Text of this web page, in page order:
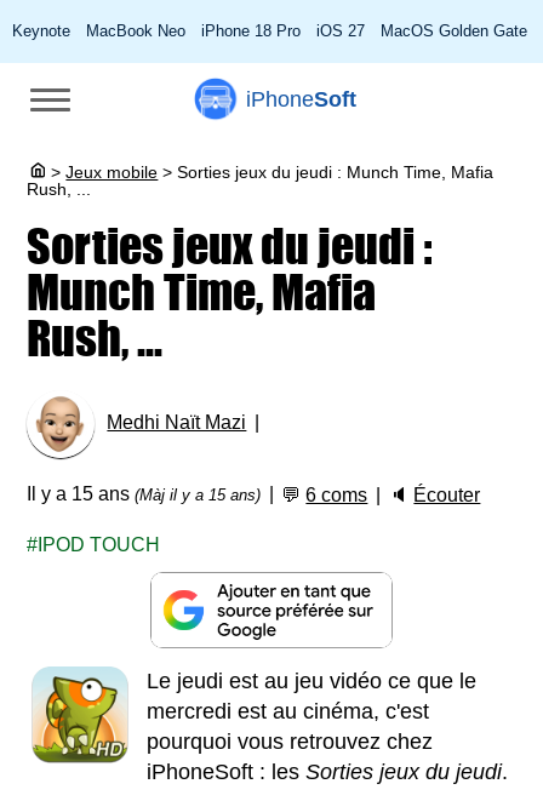
Keynote MacBook Neo iPhone 18 Pro iOS 27 MacOS Golden Gate
iPhoneSoft
> Jeux mobile > Sorties jeux du jeudi : Munch Time, Mafia
Rush, ...
Sorties jeux du jeudi :
Munch Time, Mafia
Rush, ...
Medhi Naït Mazi
Il y a 15 ans(Màj il y a 15 ans) 💬6 coms 🔈 Écouter
IPOD TOUCH
Le jeudi est au jeu vidéo ce que le
mercredi est au cinéma, c'est
pourquoi vous retrouvez chez
iPhoneSoft : lesSorties jeux du jeudi.